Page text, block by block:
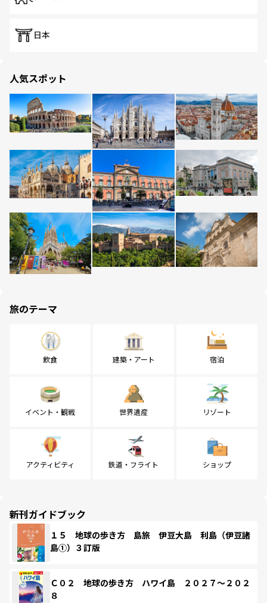
日本
人気スポット
旅のテーマ
飲食 建築・アート 宿泊
イベント・観戦 世界遺産 リゾート
アクティビティ 鉄道・フライト ショップ
新刊ガイドブック
１５ 地球の歩き方 島旅 伊豆大島 利島（伊豆諸
島①）３訂版
Ｃ０２ 地球の歩き方 ハワイ島 ２０２７～２０２
８